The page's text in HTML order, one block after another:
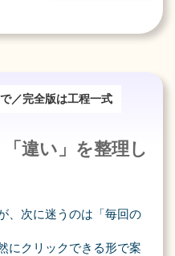
／完全版は工程一式
違い」を整理し
、次に迷うのは「毎回の
にクリックできる形で案